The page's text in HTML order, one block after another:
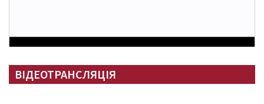
ВІДЕОТРАНСЛЯЦІЯ